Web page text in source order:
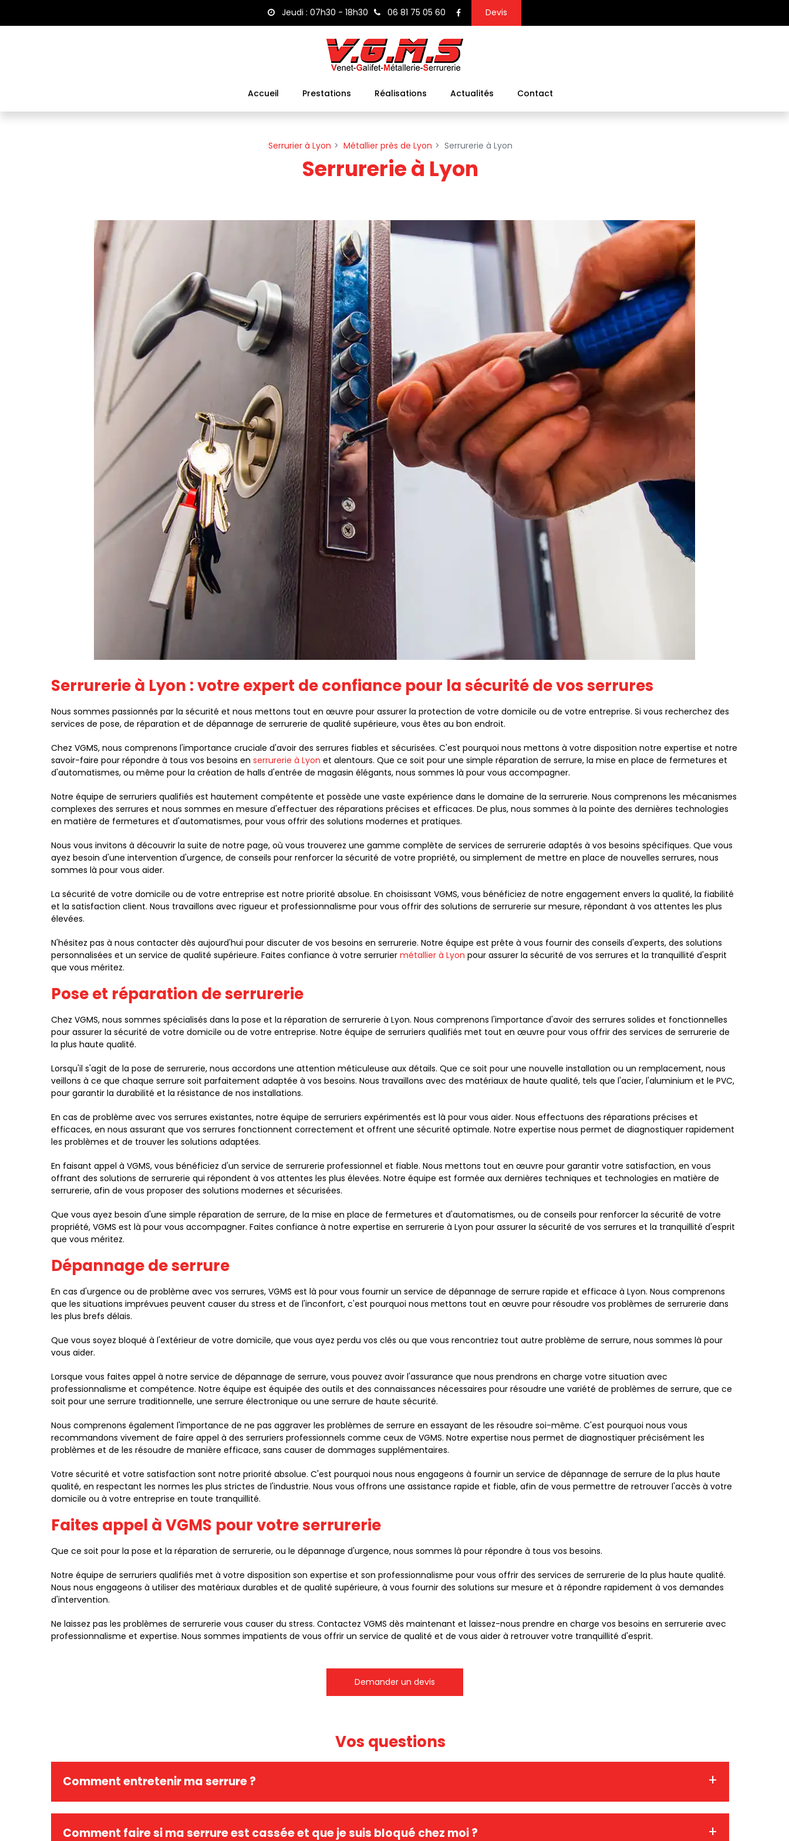
Jeudi : 07h30 - 18h30 06 81 75 05 60 Devis
Accueil Prestations Réalisations Actualités Contact
Serrurier à Lyon Métallier près de Lyon Serrurerie à Lyon
Serrurerie à Lyon
Serrurerie à Lyon : votre expert de confiance pour la sécurité de vos serrures
Nous sommes passionnés par la sécurité et nous mettons tout en œuvre pour assurer la protection de votre domicile ou de votre entreprise. Si vous recherchez des
services de pose, de réparation et de dépannage de serrurerie de qualité supérieure, vous êtes au bon endroit.
Chez VGMS, nous comprenons l'importance cruciale d'avoir des serrures fiables et sécurisées. C'est pourquoi nous mettons à votre disposition notre expertise et notre
savoir-faire pour répondre à tous vos besoins en serrurerie à Lyon et alentours. Que ce soit pour une simple réparation de serrure, la mise en place de fermetures et
d'automatismes, ou même pour la création de halls d'entrée de magasin élégants, nous sommes là pour vous accompagner.
Notre équipe de serruriers qualifiés est hautement compétente et possède une vaste expérience dans le domaine de la serrurerie. Nous comprenons les mécanismes
complexes des serrures et nous sommes en mesure d'effectuer des réparations précises et efficaces. De plus, nous sommes à la pointe des dernières technologies
en matière de fermetures et d'automatismes, pour vous offrir des solutions modernes et pratiques.
Nous vous invitons à découvrir la suite de notre page, où vous trouverez une gamme complète de services de serrurerie adaptés à vos besoins spécifiques. Que vous
ayez besoin d'une intervention d'urgence, de conseils pour renforcer la sécurité de votre propriété, ou simplement de mettre en place de nouvelles serrures, nous
sommes là pour vous aider.
La sécurité de votre domicile ou de votre entreprise est notre priorité absolue. En choisissant VGMS, vous bénéficiez de notre engagement envers la qualité, la fiabilité
et la satisfaction client. Nous travaillons avec rigueur et professionnalisme pour vous offrir des solutions de serrurerie sur mesure, répondant à vos attentes les plus
élevées.
N'hésitez pas à nous contacter dès aujourd'hui pour discuter de vos besoins en serrurerie. Notre équipe est prête à vous fournir des conseils d'experts, des solutions
personnalisées et un service de qualité supérieure. Faites confiance à votre serrurier métallier à Lyon pour assurer la sécurité de vos serrures et la tranquillité d'esprit
que vous méritez.
Pose et réparation de serrurerie
Chez VGMS, nous sommes spécialisés dans la pose et la réparation de serrurerie à Lyon. Nous comprenons l'importance d'avoir des serrures solides et fonctionnelles
pour assurer la sécurité de votre domicile ou de votre entreprise. Notre équipe de serruriers qualifiés met tout en œuvre pour vous offrir des services de serrurerie de
la plus haute qualité.
Lorsqu'il s'agit de la pose de serrurerie, nous accordons une attention méticuleuse aux détails. Que ce soit pour une nouvelle installation ou un remplacement, nous
veillons à ce que chaque serrure soit parfaitement adaptée à vos besoins. Nous travaillons avec des matériaux de haute qualité, tels que l'acier, l'aluminium et le PVC,
pour garantir la durabilité et la résistance de nos installations.
En cas de problème avec vos serrures existantes, notre équipe de serruriers expérimentés est là pour vous aider. Nous effectuons des réparations précises et
efficaces, en nous assurant que vos serrures fonctionnent correctement et offrent une sécurité optimale. Notre expertise nous permet de diagnostiquer rapidement
les problèmes et de trouver les solutions adaptées.
En faisant appel à VGMS, vous bénéficiez d'un service de serrurerie professionnel et fiable. Nous mettons tout en œuvre pour garantir votre satisfaction, en vous
offrant des solutions de serrurerie qui répondent à vos attentes les plus élevées. Notre équipe est formée aux dernières techniques et technologies en matière de
serrurerie, afin de vous proposer des solutions modernes et sécurisées.
Que vous ayez besoin d'une simple réparation de serrure, de la mise en place de fermetures et d'automatismes, ou de conseils pour renforcer la sécurité de votre
propriété, VGMS est là pour vous accompagner. Faites confiance à notre expertise en serrurerie à Lyon pour assurer la sécurité de vos serrures et la tranquillité d'esprit
que vous méritez.
Dépannage de serrure
En cas d'urgence ou de problème avec vos serrures, VGMS est là pour vous fournir un service de dépannage de serrure rapide et efficace à Lyon. Nous comprenons
que les situations imprévues peuvent causer du stress et de l'inconfort, c'est pourquoi nous mettons tout en œuvre pour résoudre vos problèmes de serrurerie dans
les plus brefs délais.
Que vous soyez bloqué à l'extérieur de votre domicile, que vous ayez perdu vos clés ou que vous rencontriez tout autre problème de serrure, nous sommes là pour
vous aider.
Lorsque vous faites appel à notre service de dépannage de serrure, vous pouvez avoir l'assurance que nous prendrons en charge votre situation avec
professionnalisme et compétence. Notre équipe est équipée des outils et des connaissances nécessaires pour résoudre une variété de problèmes de serrure, que ce
soit pour une serrure traditionnelle, une serrure électronique ou une serrure de haute sécurité.
Nous comprenons également l'importance de ne pas aggraver les problèmes de serrure en essayant de les résoudre soi-même. C'est pourquoi nous vous
recommandons vivement de faire appel à des serruriers professionnels comme ceux de VGMS. Notre expertise nous permet de diagnostiquer précisément les
problèmes et de les résoudre de manière efficace, sans causer de dommages supplémentaires.
Votre sécurité et votre satisfaction sont notre priorité absolue. C'est pourquoi nous nous engageons à fournir un service de dépannage de serrure de la plus haute
qualité, en respectant les normes les plus strictes de l'industrie. Nous vous offrons une assistance rapide et fiable, afin de vous permettre de retrouver l'accès à votre
domicile ou à votre entreprise en toute tranquillité.
Faites appel à VGMS pour votre serrurerie
Que ce soit pour la pose et la réparation de serrurerie, ou le dépannage d'urgence, nous sommes là pour répondre à tous vos besoins.
Notre équipe de serruriers qualifiés met à votre disposition son expertise et son professionnalisme pour vous offrir des services de serrurerie de la plus haute qualité.
Nous nous engageons à utiliser des matériaux durables et de qualité supérieure, à vous fournir des solutions sur mesure et à répondre rapidement à vos demandes
d'intervention.
Ne laissez pas les problèmes de serrurerie vous causer du stress. Contactez VGMS dès maintenant et laissez-nous prendre en charge vos besoins en serrurerie avec
professionnalisme et expertise. Nous sommes impatients de vous offrir un service de qualité et de vous aider à retrouver votre tranquillité d'esprit.
Demander un devis
Vos questions
Comment entretenir ma serrure ?
spécialement conçu pour les serrures et appliquez-le sur les parties mobiles de la serrure. Évitez d'utiliser des produits à base de graphite qui peuvent créer
Comment faire si ma serrure est cassée et que je suis bloqué chez moi ?